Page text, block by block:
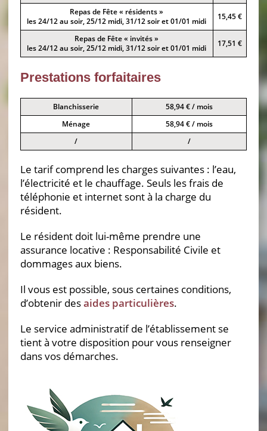
Repas de Fête « résidents »
les 24/12 au soir, 25/12 midi, 31/12 soir et 01/01 midi
15,45 €
Repas de Fête « invités »
les 24/12 au soir, 25/12 midi, 31/12 soir et 01/01 midi
17,51 €
Prestations forfaitaires
Blanchisserie
58,94 € / mois
Ménage
58,94 € / mois
/
/
Le tarif comprend les charges suivantes : l’eau,
l’électricité et le chauffage. Seuls les frais de
téléphonie et internet sont à la charge du
résident.
Le résident doit lui-même prendre une
assurance locative : Responsabilité Civile et
dommages aux biens.
Il vous est possible, sous certaines conditions,
d’obtenir desaides particulières.
Le service administratif de l’établissement se
tient à votre disposition pour vous renseigner
dans vos démarches.